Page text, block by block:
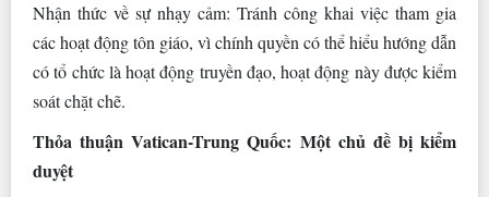
Nhận thức về sự nhạy cảm: Tránh công khai việc tham gia
các hoạt động tôn giáo, vì chính quyền có thể hiểu hướng dẫn
có tổ chức là hoạt động truyền đạo, hoạt động này được kiểm
soát chặt chẽ.
Thỏa thuận Vatican-Trung Quốc: Một chủ đề bị kiểm
duyệt